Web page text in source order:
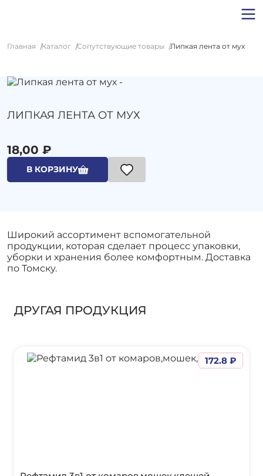
Главная Каталог Сопутствующие товары Липкая лента от мух
ЛИПКАЯ ЛЕНТА ОТ МУХ
18,00 ₽
В КОРЗИНУ
Широкий ассортимент вспомогательной
продукции, которая сделает процесс упаковки,
уборки и хранения более комфортным. Доставка
по Томску.
ДРУГАЯ ПРОДУКЦИЯ
172.8 ₽